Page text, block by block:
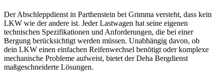
Der Abschleppdienst in Parthenstein bei Grimma versteht, dass kein
LKW wie der andere ist. Jeder Lastwagen hat seine eigenen
technischen Spezifikationen und Anforderungen, die bei einer
Bergung berücksichtigt werden müssen. Unabhängig davon, ob
dein LKW einen einfachen Reifenwechsel benötigt oder komplexe
mechanische Probleme aufweist, bietet der Deha Bergdienst
maßgeschneiderte Lösungen.